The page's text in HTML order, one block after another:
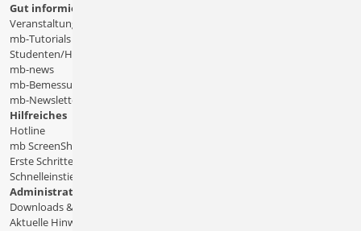
Gut informiert
Veranstaltungen
mb-Tutorials
Studenten/Hochschule
mb-news
mb-Bemessungstafeln
mb-Newsletter
Hilfreiches
Hotline
mb ScreenShare
Erste Schritte
Schnelleinstiege & Doku
Administratives
Downloads & Patches
Aktuelle Hinweise